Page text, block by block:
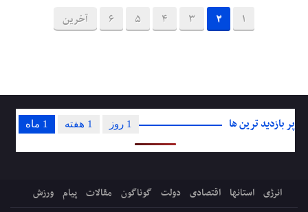
1
2
3
4
5
6 آخرین
پر بازدید ترین ها 1 ماه 1 هفته 1 روز
انرژی استانها اقتصادی دولت گوناگون مقالات پیام ورزش